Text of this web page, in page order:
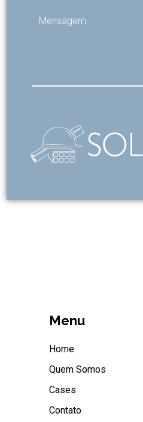
Menu
Home
Quem Somos
Cases
Contato